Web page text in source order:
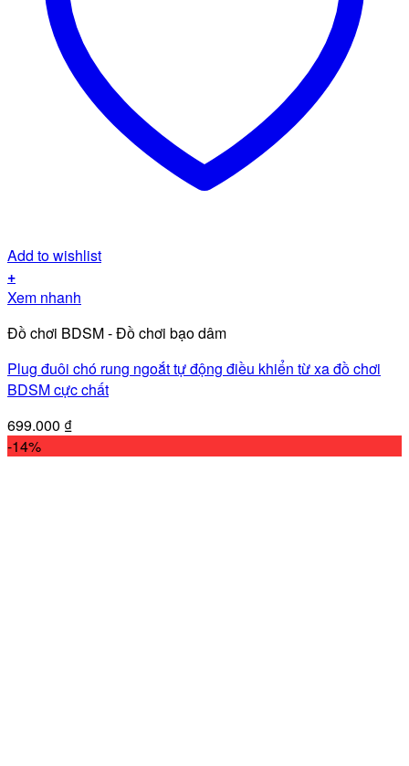
Add to wishlist
+
Xem nhanh
Đồ chơi BDSM - Đồ chơi bạo dâm
Plug đuôi chó rung ngoắt tự động điều khiển từ xa đồ chơi
BDSM cực chất
699.000 ₫
-14%